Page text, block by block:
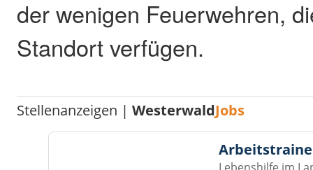
der wenigen Feuerwehren,
Standort verfügen.
Stellenanzeigen |WesterwaldJobs